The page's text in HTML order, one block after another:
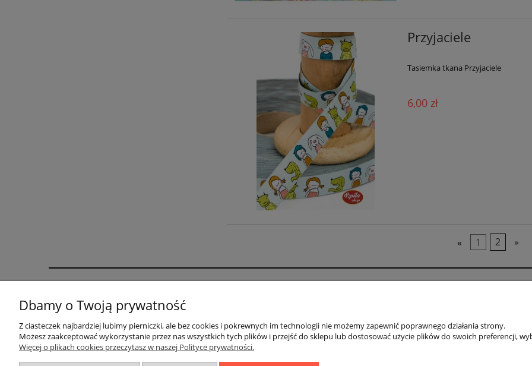
Przyjaciele
Tasiemka tkana Przyjaciele
6,00 zł
« 1 2 »
Ustawienia konta
Przechowalnia
Rejestracja
Ochrona danych osobowych
Koszty dostawy
Sposoby płatności
Strona główna
Dbamy o Twoją prywatność
Z ciasteczek najbardziej lubimy pierniczki, ale bez cookies i pokrewnych im technologii nie możemy zapewnić poprawnego działania strony.
Możesz zaakceptować wykorzystanie przez nas wszystkich tych plików i przejść do sklepu lub dostosować użycie plików do swoich preferencji,
Więcej o plikach cookies przeczytasz w naszej Polityce prywatności.